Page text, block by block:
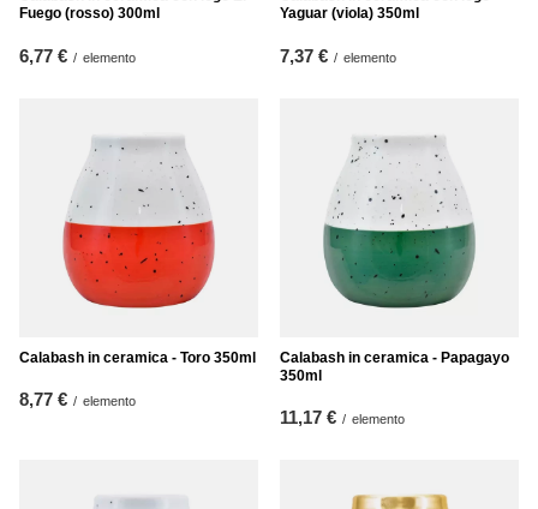
Fuego (rosso) 300ml
6,77 € / elemento
Yaguar (viola) 350ml
7,37 € / elemento
Calabash in ceramica - Toro 350ml
8,77 € / elemento
Calabash in ceramica - Papagayo
350ml
11,17 € / elemento